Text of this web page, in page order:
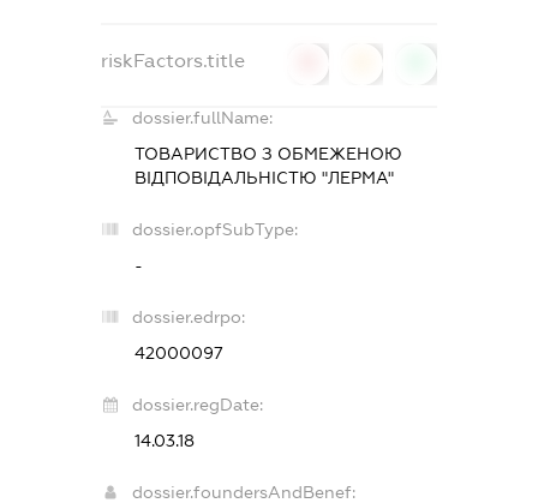
riskFactors.title
dossier.fullName:
ТОВАРИСТВО З ОБМЕЖЕНОЮ
ВІДПОВІДАЛЬНІСТЮ "ЛЕРМА"
dossier.opfSubType:
-
dossier.edrpo:
42000097
dossier.regDate:
14.03.18
dossier.foundersAndBenef: